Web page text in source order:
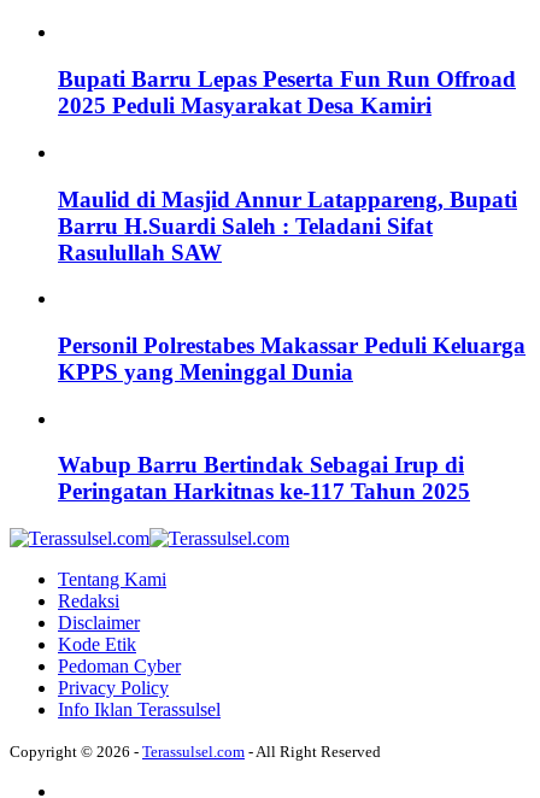
Bupati Barru Lepas Peserta Fun Run Offroad
2025 Peduli Masyarakat Desa Kamiri
Maulid di Masjid Annur Latappareng, Bupati
Barru H.Suardi Saleh : Teladani Sifat
Rasulullah SAW
Personil Polrestabes Makassar Peduli Keluarga
KPPS yang Meninggal Dunia
Wabup Barru Bertindak Sebagai Irup di
Peringatan Harkitnas ke-117 Tahun 2025
Tentang Kami
Redaksi
Disclaimer
Kode Etik
Pedoman Cyber
Privacy Policy
Info Iklan Terassulsel
Copyright © 2026 - Terassulsel.com - All Right Reserved